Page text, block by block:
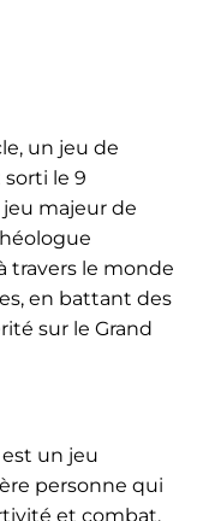
un jeu de
le 9
majeur de
travers le monde
en battant des
sur le Grand
un jeu
personne qui
et combat.